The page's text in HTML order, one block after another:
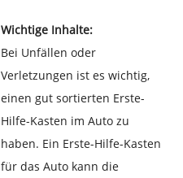
Wichtige Inhalte:
Bei Unfällen oder
Verletzungen ist es wichtig,
einen gut sortierten Erste-
Hilfe-Kasten im Auto zu
haben. Ein Erste-Hilfe-Kasten
für das Auto kann die